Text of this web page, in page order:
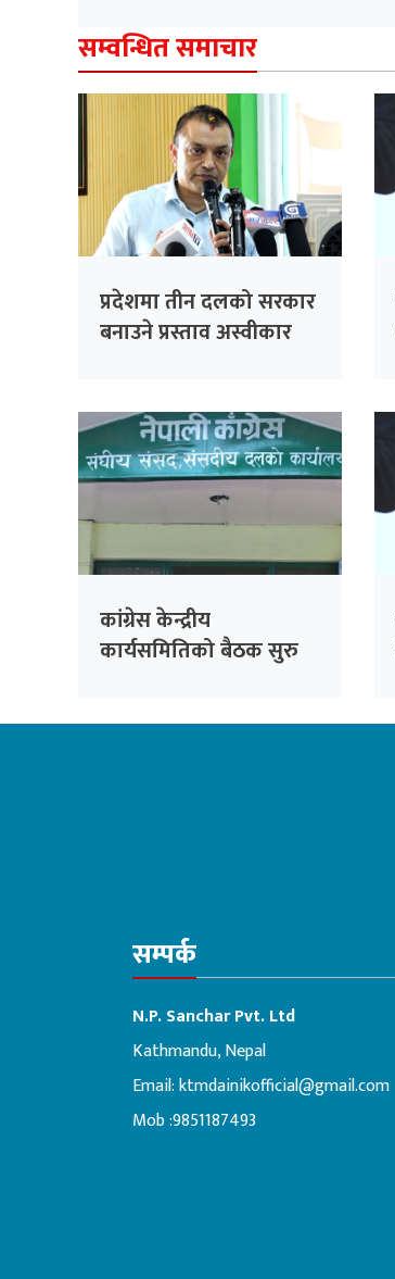
सम्वन्धित समाचार
प्रदेशमा तीन दलको सरकार
बनाउने प्रस्ताव अस्वीकार
कांग्रेस केन्द्रीय
कार्यसमितिको बैठक सुरु
सम्पर्क
N.P. Sanchar Pvt. Ltd
Kathmandu, Nepal
Email:ktmdainikofficial@gmail.com
Mob :9851187493